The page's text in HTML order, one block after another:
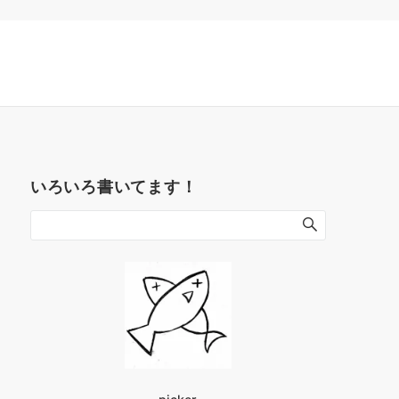
いろいろ書いてます！